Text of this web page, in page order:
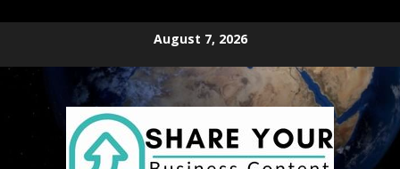
August 7, 2026